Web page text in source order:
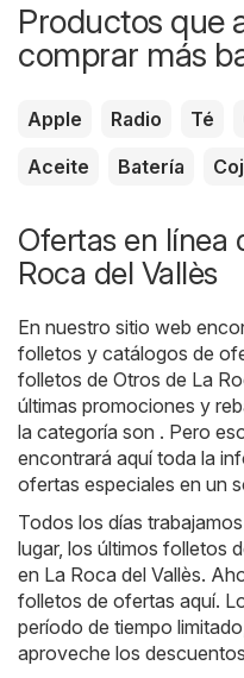
Productos que
comprar más
Apple Radio Té
Aceite
Batería
Ofertas en línea
Roca del Vallès
En nuestro sitio web
folletos y catálogos de
folletos de Otros de La
últimas promociones y
la categoría son . Pero
encontrará aquí toda la
ofertas especiales en un
Todos los días
lugar, los últimos folletos
en La Roca del Vallès.
folletos de ofertas aquí.
período de tiempo
aproveche los